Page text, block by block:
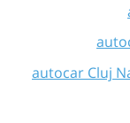
autocar Cluj